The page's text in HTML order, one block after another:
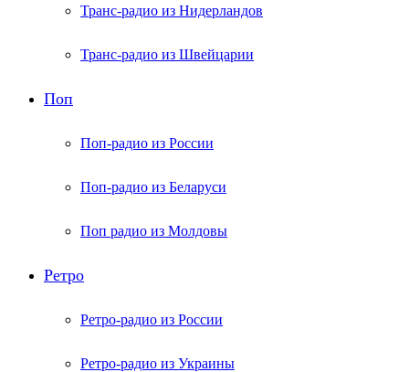
Транс-радио из Нидерландов
Транс-радио из Швейцарии
Поп
Поп-радио из России
Поп-радио из Беларуси
Поп радио из Молдовы
Ретро
Ретро-радио из России
Ретро-радио из Украины